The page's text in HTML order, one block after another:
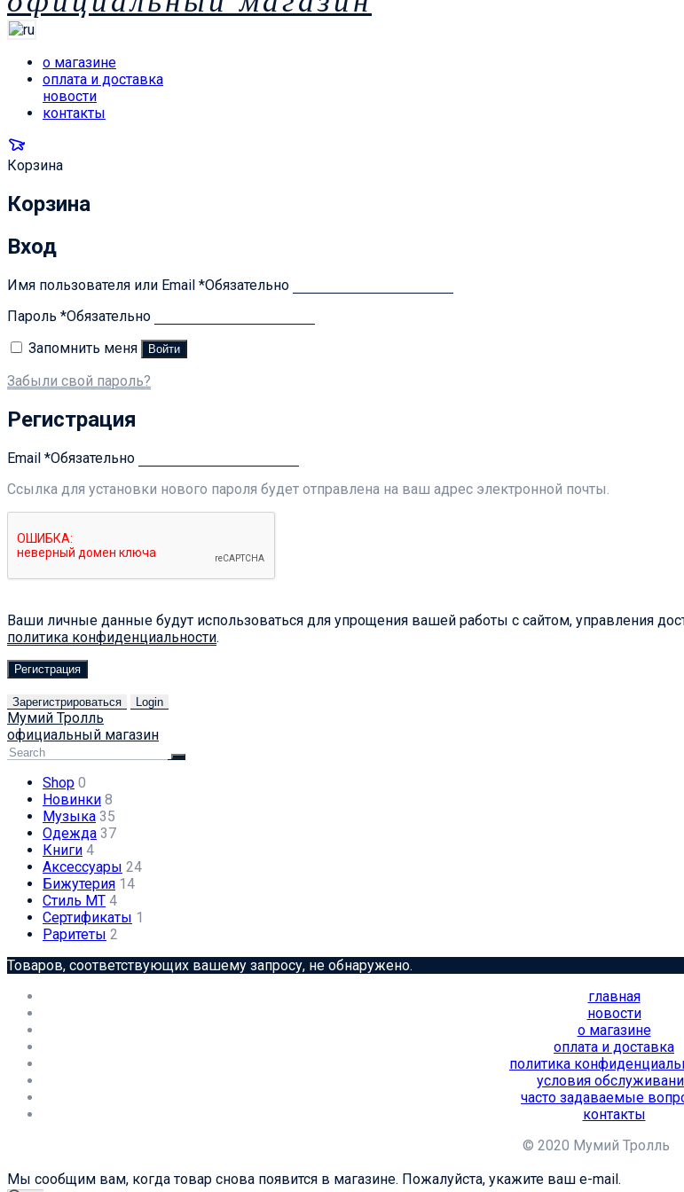
о магазине
оплата и доставка
новости
контакты
Корзина
Корзина
Вход
Имя пользователя или Email *Обязательно
Пароль *Обязательно
Запомнить меня
Войти
Забыли свой пароль?
Регистрация
Email *Обязательно
Ссылка для установки нового пароля будет отправлена ​​на ваш адрес электронной почты.
Ваши личные данные будут использоваться для упрощения вашей работы с сайтом, управления
политика конфиденциальности.
Регистрация
Зарегистрироваться Login
Мумий Тролль
официальный магазин
Shop 0
Новинки 8
Музыка 35
Одежда 37
Книги 4
Аксессуары 24
Бижутерия 14
Стиль МТ 4
Сертификаты 1
Раритеты 2
Товаров, соответствующих вашему запросу, не обнаружено.
главная
новости
о магазине
оплата и доставка
политика
условия
часто задаваемые
контакты
© 2020 Мумий Тролль
Мы сообщим вам, когда товар снова появится в магазине. Пожалуйста, укажите ваш e-mail.